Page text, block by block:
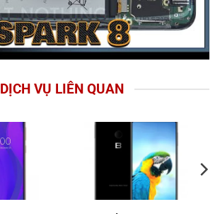
DỊCH VỤ LIÊN QUAN